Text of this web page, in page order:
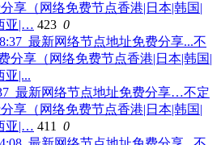
享（网络免费节点香港|日本|韩国|
亚|… 423 0
最新网络节点地址免费分享…不定
享（网络免费节点香港|日本|韩国|
亚|… 411 0